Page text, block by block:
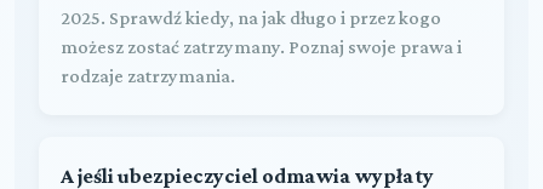
2025. Sprawdź kiedy, na jak długo i przez kogo
możesz zostać zatrzymany. Poznaj swoje prawa i
rodzaje zatrzymania.
A jeśli ubezpieczyciel odmawia wypłaty